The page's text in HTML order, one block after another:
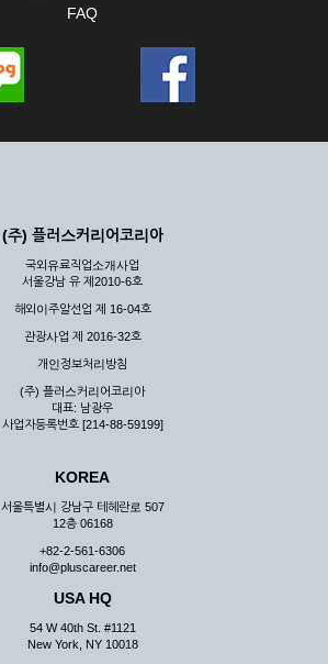
FAQ
(주) 플러스커리어코리아
국외유료직업소개사업
서울강남 유 제2010-6호
해외이주알선업 제 16-04호
관광사업 제 2016-32호
개인정보처리방침
(주) 플러스커리어코리아
대표: 남광우
사업자등록번호 [214-88-59199]
KOREA
서울특별시 강남구 테헤란로 507
12층 06168
+82-2-561-6306
info@pluscareer.net
USA HQ
54 W 40th St. #1121
New York, NY 10018